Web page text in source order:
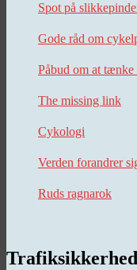
Spot på
Gode råd om
Påbud om at tænke
The missing link
Cykologi
Verden forandrer
Ruds ragnarok
Trafiksikkerhed